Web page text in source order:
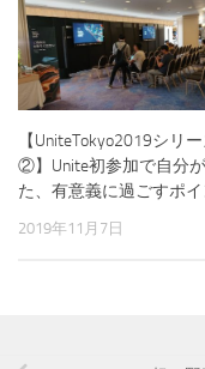
【UniteTokyo2019シリ
②】Unite初参加で自分
た、有意義に過ごすポイ
2019年11月7日